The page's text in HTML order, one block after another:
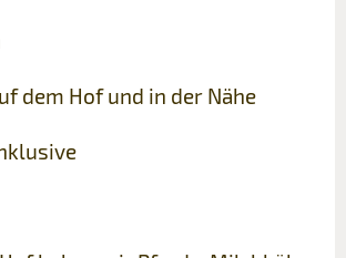
dem Hof und in der Nähe